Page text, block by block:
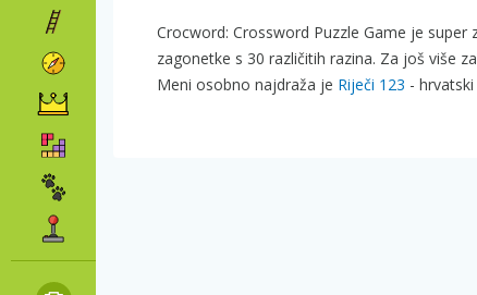
Crocword: Crossword Puzzle Game je
zagonetke s 30 različitih razina. Za još više
Meni osobno najdraža je Riječi 123 -